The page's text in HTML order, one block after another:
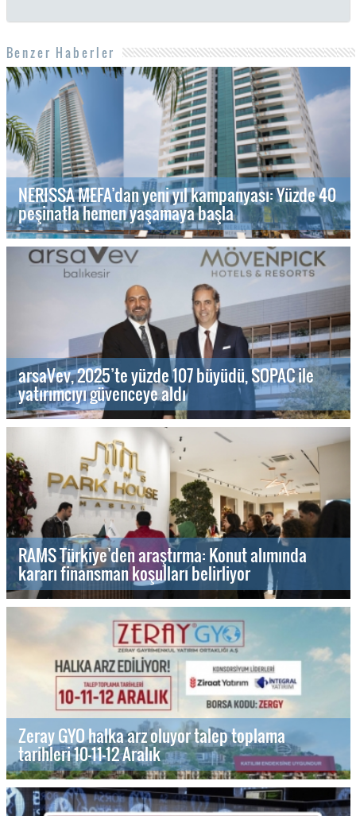
Benzer Haberler
NERISSA MEFA’dan yeni yıl kampanyası: Yüzde 40
peşinatla hemen yaşamaya başla
arsaVev, 2025’te yüzde 107 büyüdü, SOPAC ile
yatırımcıyı güvenceye aldı
RAMS Türkiye’den araştırma: Konut alımında
kararı finansman koşulları belirliyor
Zeray GYO halka arz oluyor talep toplama
tarihleri 10-11-12 Aralık